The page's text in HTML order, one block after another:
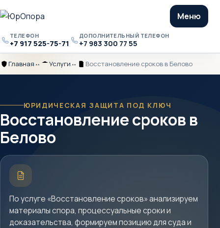
Телефон
ТЕЛЕФОН
+7 917 525-75-71 Дополнительный
телефон
ДОПОЛНИТЕЛЬНЫЙ ТЕЛЕФОН
+7 983 300 77 55
Меню
Главная
Главная Разделитель
Услуги
Услуги Разделитель
Восстановление
Восстановление сроков в Белово
ЮРИДИЧЕСКАЯ ЗАЩИТА ПОД КЛЮЧ
Восстановление сроков в
Белово
Краткое
описание
услуги
По услуге «Восстановление сроков» анализируем
материалы спора, процессуальные сроки и
доказательства, формируем позицию для суда и